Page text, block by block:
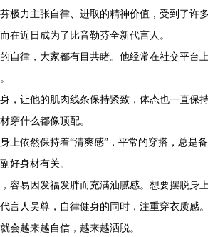
极力主张自律、进取的精神价值，受到了许
在近日成为了比音勒芬全新代言人。
自律，大家都有目共睹。他经常在社交平台
，让他的肌肉线条保持紧致，体态也一直保
穿什么都像顶配。
上依然保持着“清爽感”，平常的穿搭，总是
好身材有关。
容易因发福发胖而充满油腻感。想要摆脱身
言人吴尊，自律健身的同时，注重穿衣质感
会越来越自信，越来越洒脱。